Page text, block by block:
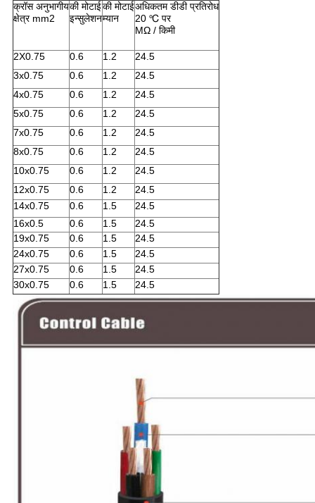
क्रॉस अनुभागीय
क्षेत्र mm2
की मोटाई
इन्सुलेशन
की मोटाई
म्यान
अधिकतम डीडी प्रतिरोध
20 ℃ पर
MΩ / किमी
2X0.75 0.6 1.2
24.5
3x0.75
0.6 1.2
24.5
4x0.75
0.6 1.2
24.5
5x0.75
0.6 1.2
24.5
7x0.75
0.6 1.2
24.5
8x0.75
0.6 1.2
24.5
10x0.75
0.6 1.2
24.5
12x0.75
0.6 1.2
24.5
14x0.75
0.6 1.5
24.5
16x0.5
0.6 1.5
24.5
19x0.75
0.6 1.5
24.5
24x0.75
0.6 1.5
24.5
27x0.75
0.6 1.5
24.5
30x0.75
0.6 1.5 24.5